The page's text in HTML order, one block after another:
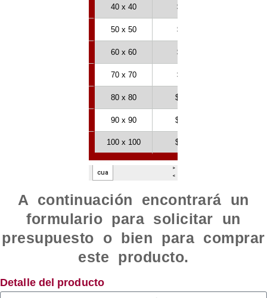
A continuación encontrará un
formulario para solicitar un
presupuesto o bien para comprar
este producto.
Detalle del producto